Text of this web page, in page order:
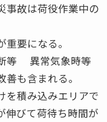
事故は荷役作業中の
要になる。
等 異常気象時等
も含まれる。
を積み込みエリアで
伸びて荷待ち時間が